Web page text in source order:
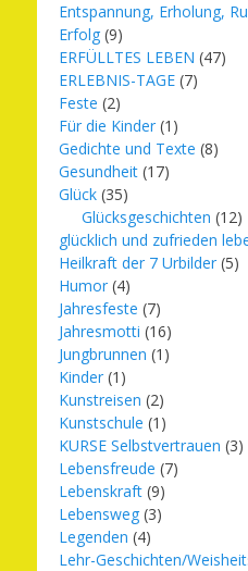
Entspannung, Erholung,
Erfolg (9)
ERFÜLLTES LEBEN (47)
ERLEBNIS-TAGE (7)
Feste (2)
Für die Kinder (1)
Gedichte und Texte (8)
Gesundheit (17)
Glück (35)
Glücksgeschichten (12)
glücklich und zufrieden
Heilkraft der 7 Urbilder (5)
Humor (4)
Jahresfeste (7)
Jahresmotti (16)
Jungbrunnen (1)
Kinder (1)
Kunstreisen (2)
Kunstschule (1)
KURSE Selbstvertrauen (3)
Lebensfreude (7)
Lebenskraft (9)
Lebensweg (3)
Legenden (4)
Lehr-Geschichten/